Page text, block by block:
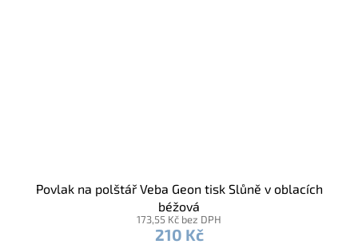
Povlak na polštář Veba Geon tisk Slůně v oblacích
béžová
173,55 Kč bez DPH
210 Kč